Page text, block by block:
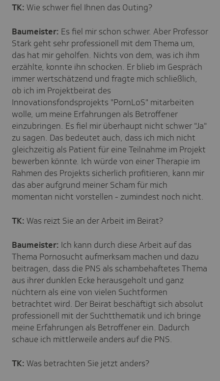
TK: Wie schwer fiel Ihnen das Outing?
Baumeister: Es fiel mir schon schwer. Aber Professor
Stark geht sehr professionell mit dem Thema um,
das hat mir geholfen. Nichts von dem, was ich ihm
erzählte, konnte ihn schocken. Er blieb im Gespräch
immer wertschätzend und fragte mich schließlich,
ob ich im Projektbeirat des
Innovationsfondsprojekts "PornLoS" mitarbeiten
wolle, um meine Erfahrungen als Betroffener
einzubringen. Es fiel mir überhaupt nicht schwer "Ja"
zu sagen. Das bedeutet auch, dass ich mich nicht
gleichzeitig als Patient für eine Teilnahme im Projekt
bewerben könnte. Ich würde von einer Therapie im
Rahmen des Projekts sicherlich profitieren, kann mir
das aber aufgrund meiner Scham für mich
momentan nicht vorstellen - zumindest noch nicht.
TK: Was reizt Sie an der Arbeit im Beirat?
Baumeister: Ich kann durch diese Arbeit auf das
Thema Pornosucht aufmerksam machen und dazu
beitragen, dass die PNS als schambehaftetes Thema
aus ihrer dunklen Ecke herausgeholt und ganz
nüchtern als eine von vielen Suchtformen
betrachtet wird. Der Beirat beschäftigt sich absolut
professionell mit der Suchtthematik und ich bringe
meine Erfahrungen als Betroffener ein. Dadurch
schaue ich mittlerweile anders auf die PNS.
TK: Was betrachten Sie jetzt anders?